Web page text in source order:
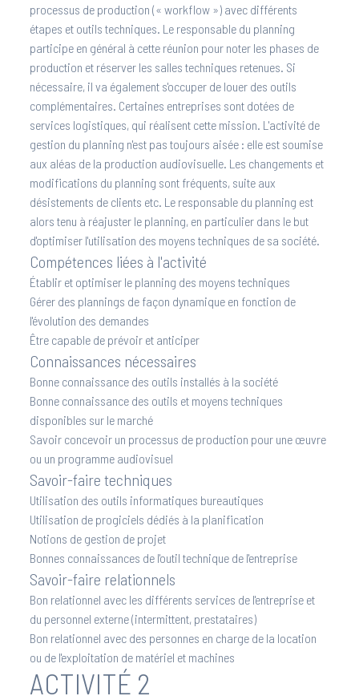
processus de production (« workflow ») avec différents
étapes et outils techniques. Le responsable du planning
participe en général à cette réunion pour noter les phases de
production et réserver les salles techniques retenues. Si
nécessaire, il va également s'occuper de louer des outils
complémentaires. Certaines entreprises sont dotées de
services logistiques, qui réalisent cette mission. L'activité de
gestion du planning n'est pas toujours aisée : elle est soumise
aux aléas de la production audiovisuelle. Les changements et
modifications du planning sont fréquents, suite aux
désistements de clients etc. Le responsable du planning est
alors tenu à réajuster le planning, en particulier dans le but
d'optimiser l'utilisation des moyens techniques de sa société.
Compétences liées à l'activité
Établir et optimiser le planning des moyens techniques
Gérer des plannings de façon dynamique en fonction de
l'évolution des demandes
Être capable de prévoir et anticiper
Connaissances nécessaires
Bonne connaissance des outils installés à la société
Bonne connaissance des outils et moyens techniques
disponibles sur le marché
Savoir concevoir un processus de production pour une œuvre
ou un programme audiovisuel
Savoir-faire techniques
Utilisation des outils informatiques bureautiques
Utilisation de progiciels dédiés à la planification
Notions de gestion de projet
Bonnes connaissances de l'outil technique de l'entreprise
Savoir-faire relationnels
Bon relationnel avec les différents services de l'entreprise et
du personnel externe (intermittent, prestataires)
Bon relationnel avec des personnes en charge de la location
ou de l'exploitation de matériel et machines
ACTIVITÉ 2